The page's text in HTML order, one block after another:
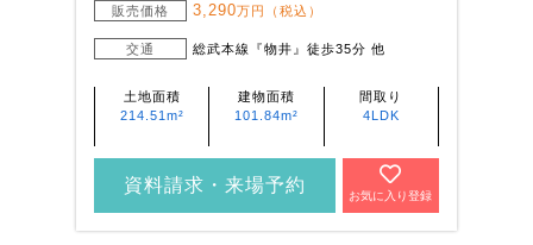
販売価格 3,290万円（税込）
交通 総武本線『物井』徒歩35分 他
土地面積
214.51m²
建物面積
101.84m²
間取り
4LDK
資料請求・来場予約
お気に入り登録